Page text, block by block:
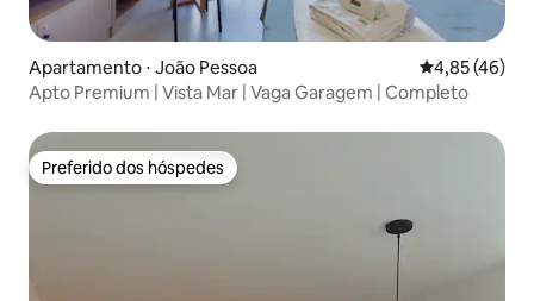
Apartamento ⋅ João Pessoa 4,85 de uma
4,85 (46)
Apto Premium | Vista Mar | Vaga Garagem | Completo
Preferido dos hóspedes
Preferido dos hóspedes